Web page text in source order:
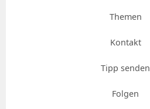
Themen
Kontakt
Tipp senden
Folgen